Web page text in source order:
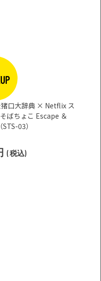
猪口大辞典 × Netflix ス
ばちょこ Escape ＆
03）
(税込)